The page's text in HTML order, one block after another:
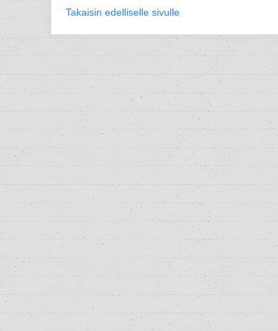
Takaisin edelliselle sivulle